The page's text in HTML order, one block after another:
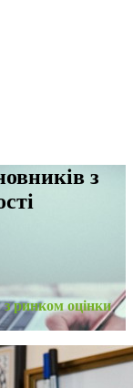
з
ринком оцінки